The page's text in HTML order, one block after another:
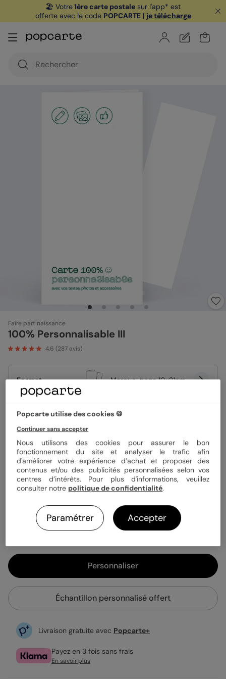
🏖️ Votre1ère carte postale sur l'app* est
offerte avec le code POPCARTE| je télécharge
Faire part naissance
100% Personnalisable III
4.6 (287 avis)
Format Marque-page 10x21cm
Quantité Échantillon personnalisé
1,79 €
Enveloppe blanche offerte
Fabrication française
Expédition rapide en 48h
Personnaliser
Échantillon personnalisé offert
Livraison gratuite avec Popcarte+
Payez en 3 fois sans frais
En savoir plus
Popcarte utilise des cookies 🍪
Continuer sans accepter
Nous utilisons des cookies pour assurer le bon
fonctionnement du site et analyser le trafic afin
d'améliorer votre expérience d’achat et proposer des
contenus et/ou des publicités personnalisées selon vos
centres d’intérêts. Pour plus d'informations, veuillez
consulter notre politique de confidentialité.
Paramétrer Accepter